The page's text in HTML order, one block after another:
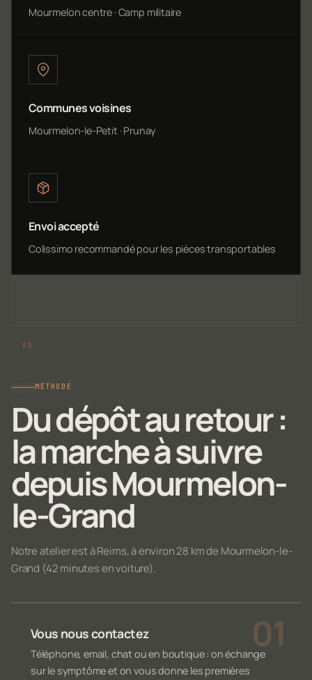
Mourmelon centre · Camp militaire
Communes voisines
Mourmelon-le-Petit · Prunay
Envoi accepté
Colissimo recommandé pour les pièces transportables
MÉTHODE
Du dépôt au retour :
la marche à suivre
depuis Mourmelon-
le-Grand
Notre atelier est à Reims, à environ 28 km de Mourmelon-le-
Grand (42 minutes en voiture).
Vous nous contactez
Téléphone, email, chat ou en boutique : on échange
sur le symptôme et on vous donne les premières